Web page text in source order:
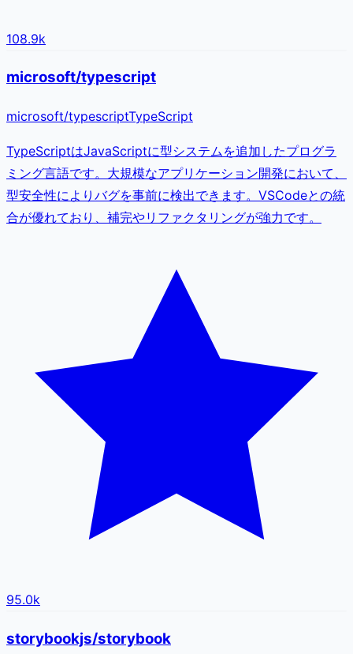
108.9k
microsoft/typescript
microsoft/typescriptTypeScript
TypeScriptはJavaScriptに型システムを追加したプログラ
ミング言語です。大規模なアプリケーション開発において、
型安全性によりバグを事前に検出できます。VSCodeとの統
合が優れており、補完やリファクタリングが強力です。
95.0k
storybookjs/storybook